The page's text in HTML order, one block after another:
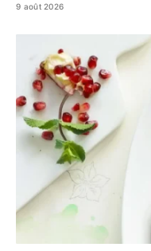
9 août 2026